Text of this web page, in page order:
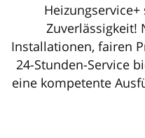
Zuverlässigkeit!
Installationen, fairen
24-Stunden-Service
eine kompetente